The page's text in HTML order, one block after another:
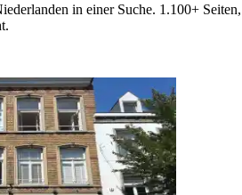
in einer Suche. 1.100+ Seiten,